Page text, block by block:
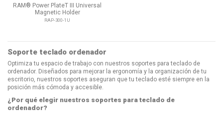
RAM® Power PlateT III Universal
Magnetic Holder
RAP-300-1U
Soporte teclado ordenador
Optimiza tu espacio de trabajo con nuestros soportes para teclado de
ordenador. Diseñados para mejorar la ergonomía y la organización de tu
escritorio, nuestros soportes aseguran que tu teclado esté siempre en la
posición más cómoda y accesible.
¿Por qué elegir nuestros soportes para teclado de
ordenador?